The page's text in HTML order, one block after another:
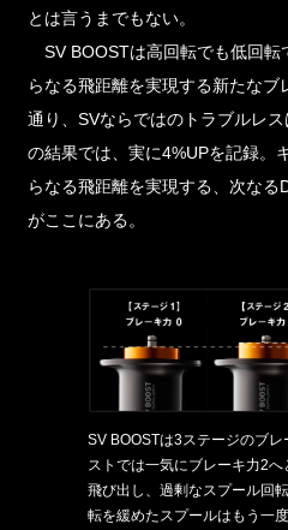
とは言うまでもない。
SV BOOSTは高回転でも低回転
らなる飛距離を実現する新たな
通り、SVならではのトラブルレ
の結果では、実に4%UPを記録。
らなる飛距離を実現する、次なる
がここにある。
SV BOOSTは3ステージのブ
ストでは一気にブレーキ力2
飛び出し、過剰なスプール回
転を緩めたスプールはもう一